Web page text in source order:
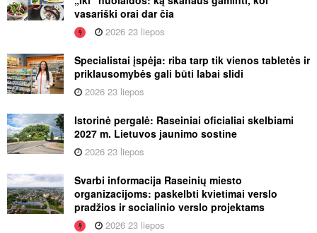
vasariški orai dar čia
2026 23 liepos
Specialistai įspėja: riba tarp tik vienos tabletės ir
priklausomybės gali būti labai slidi
2026 23 liepos
Istorinė pergalė: Raseiniai oficialiai skelbiami
2027 m. Lietuvos jaunimo sostine
2026 23 liepos
Svarbi informacija Raseinių miesto
organizacijoms: paskelbti kvietimai verslo
pradžios ir socialinio verslo projektams
2026 23 liepos